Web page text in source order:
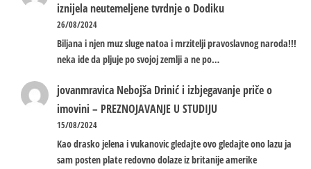
iznijela neutemeljene tvrdnje o Dodiku
26/08/2024
Biljana i njen muz sluge natoa i mrzitelji pravoslavnog naroda!!!
neka ide da pljuje po svojoj zemlji a ne po…
jovanmravica Nebojša Drinić i izbjegavanje priče o
imovini – PREZNOJAVANJE U STUDIJU
15/08/2024
Kao drasko jelena i vukanovic gledajte ovo gledajte ono lazu ja
sam posten plate redovno dolaze iz britanije amerike